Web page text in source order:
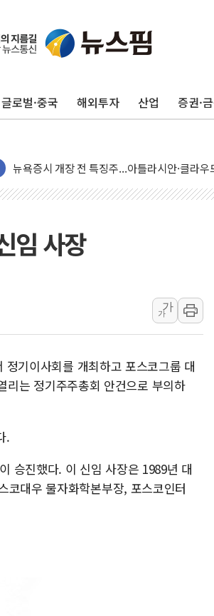
글로벌·중국 해외투자 산업 증권·
[종합] 美 7월 고용 2만3000명 감소 '쇼크'…9
뉴욕증시 개장 전 특징주...아틀라시안·클라
보훈부, 미 DPAA와 MOU… "6·25 미군 실종
특정 정치인 측근 포항시 정책특보 내정설...포
李 "해남 태양광, 대한민국 다음 100년 밑거
트럼프, 中 겨냥 폴리실리콘 관세 15% 부과…
[사진] 빈살만과 에르도안의 만남
이란와이어 "이란 최고지도자 위독…곧 사망해
남동발전, 해남군에 국내 최대 규모 400MW
[인도증시] 중동 불안 속 유가 상승에 소폭 하락
사우디·튀르키예·파키스탄, '공동방위협정'
신길동 신축도 3.3㎡당 7250만원…써밋 클라
용산공원·그린벨트로 또 충돌…반복되는 국
[AI 부동산 투데이] 특공 전략도 '극과 극'…생
[코인시황] 비트코인 6만4000달러대 횡보…
임 사장
가
가
기이사회를 개최하고 포스코그룹 대
리는 정기주주총회 안건으로 부의하
.
승진했다. 이 신임 사장은 1989년 대
코대우 물자화학본부장, 포스코인터